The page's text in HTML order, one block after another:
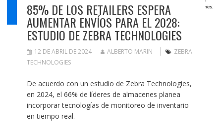
85% DE LOS RETAILERS ESPERA
AUMENTAR ENVÍOS PARA EL 2028:
ESTUDIO DE ZEBRA TECHNOLOGIES
12 DE ABRIL DE 2024 ALBERTO MARIN
ZEBRA
TECHNOLOGIES
De acuerdo con un estudio de Zebra Technologies,
en 2024, el 66% de líderes de almacenes planea
incorporar tecnologías de monitoreo de inventario
en tiempo real.